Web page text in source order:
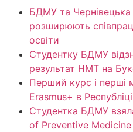
БДМУ та Чернівецька
розширюють
освіти
Студентку БДМУ
результат НМТ на
Перший курс і перші
Erasmus+ в
Студентка БДМУ
of Preventive